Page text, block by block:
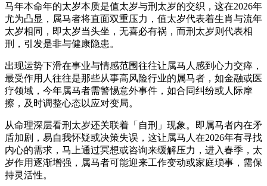
马年本命年的太岁本质是值太岁与刑太岁的交织，这在2026年
尤为凸显，属马者将直面双重压力，值太岁代表着生肖与流年
太岁相同，即太岁当头坐，无喜必有祸，而刑太岁则代表相
刑，引发是非与健康隐患。
出现运势下滑在事业与情感范围往往让属马人感到心力交瘁，
最受作用人往往是那些从事高风险行业的属马者，如金融或医
疗领域，今年属马者需警惕意外事件，如合同纠纷或人际摩
擦，及时调整心态以应对变局。
从命理深层看刑太岁还关联着「自刑」现象。即属马者内在矛
盾加剧，易自我怀疑或决策失误，这让属马人在2026年有寻找
内心的需求，马上通过冥想或咨询来缓解压力，进入春季，太
岁作用逐渐增强，属马者可能迎来工作变动或家庭琐事，需保
持灵活性。